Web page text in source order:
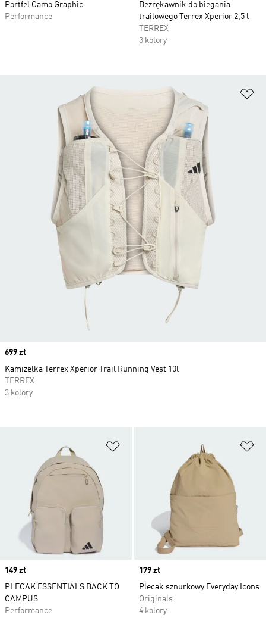
Portfel Camo Graphic
Performance
Bezrękawnik do biegania
trailowego Terrex Xperior 2,5 l
TERREX
3 kolory
Dodaj do listy życzeń
Price
149 zł
PLECAK ESSENTIALS BACK TO
CAMPUS
Performance
Price
179 zł
Plecak sznurkowy Everyday Icons
Originals
4 kolory
Price
699 zł
Kamizelka Terrex Xperior Trail Running Vest 10l
TERREX
3 kolory